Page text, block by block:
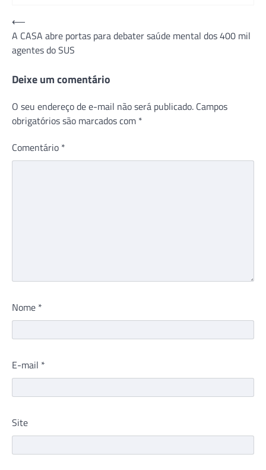
Navegação
de
Post
⟵
A CASA abre portas para debater saúde mental dos 400 mil
agentes do SUS
Deixe um comentário
O seu endereço de e-mail não será publicado. Campos
obrigatórios são marcados com *
Comentário *
Nome *
E-mail *
Site